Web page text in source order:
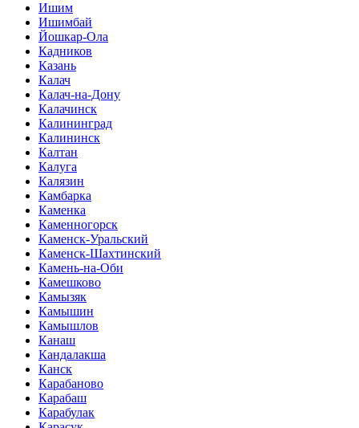
Ишим
Ишимбай
Йошкар-Ола
Кадников
Казань
Калач
Калач-на-Дону
Калачинск
Калининград
Калининск
Калтан
Калуга
Калязин
Камбарка
Каменка
Каменногорск
Каменск-Уральский
Каменск-Шахтинский
Камень-на-Оби
Камешково
Камызяк
Камышин
Камышлов
Канаш
Кандалакша
Канск
Карабаново
Карабаш
Карабулак